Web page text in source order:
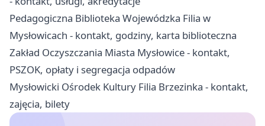
Pedagogiczna Biblioteka Wojewódzka Filia w
Mysłowicach - kontakt, godziny, karta biblioteczna
Zakład Oczyszczania Miasta Mysłowice - kontakt,
PSZOK, opłaty i segregacja odpadów
Mysłowicki Ośrodek Kultury Filia Brzezinka - kontakt,
zajęcia, bilety